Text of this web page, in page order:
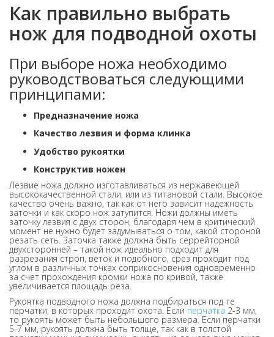
Как правильно выбрать
нож для подводной охоты
При выборе ножа необходимо
руководствоваться следующими
принципами:
Предназначение ножа
Качество лезвия и форма клинка
Удобство рукоятки
Конструктив ножен
Лезвие ножа должно изготавливаться из нержавеющей
высококачественной стали, или из титановой стали. Высокое
качество очень важно, так как от него зависит надежность
заточки и как скоро нож затупится. Ножи должны иметь
заточку лезвия с двух сторон, благодаря чем в критический
момент не нужно будет задумываться о том, какой стороной
резать сеть. Заточка также должна быть серрейторной
двухсторонней – такой нож идеально подходит для
разрезания строп, веток и подобного, срез проходит под
углом в различных точках соприкосновения одновременно
за счет прохождения кромки ножа по кривой, также
увеличивается площадь реза.
Рукоятка подводного ножа должна подбираться под те
перчатки, в которых проходит охота. Если перчатка 2-3 мм,
то рукоять может быть небольшого размера. Если перчатки
5-7 мм, рукоять должна быть толще, так как в толстой